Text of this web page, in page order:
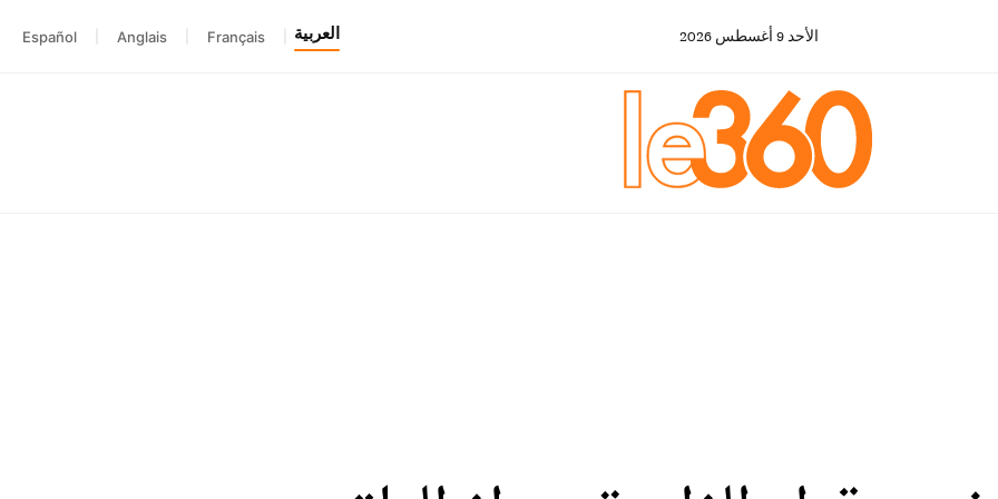
الأحد 9 أغسطس 2026 العربية Français
Anglais
Español